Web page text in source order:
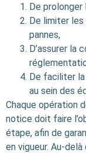
De prolonger
De limiter
pannes,
D’assurer la
De faciliter
au sein des
Chaque opération
notice doit faire
étape, afin de
en vigueur. Au-